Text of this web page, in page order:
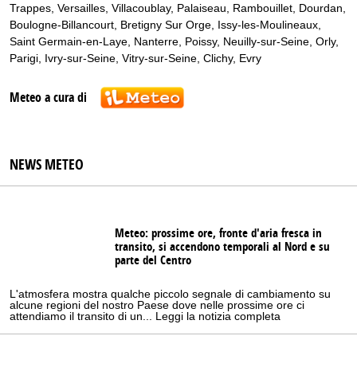
Trappes Versailles Villacoublay, Palaiseau Rambouillet Dourdan
Boulogne-Billancourt Bretigny Sur Orge Issy-les-Moulineaux
Saint Germain-en-Laye Nanterre Poissy, Neuilly-sur-Seine Orly,
Parigi Ivry-sur-Seine Vitry-sur-Seine Clichy, Evry
Meteo a cura di
NEWS METEO
Meteo: prossime ore, fronte d'aria fresca in
transito, si accendono temporali al Nord e su
parte del Centro
L'atmosfera mostra qualche piccolo segnale di cambiamento su
alcune regioni del nostro Paese dove nelle prossime ore ci
attendiamo il transito di un... Leggi la notizia completa